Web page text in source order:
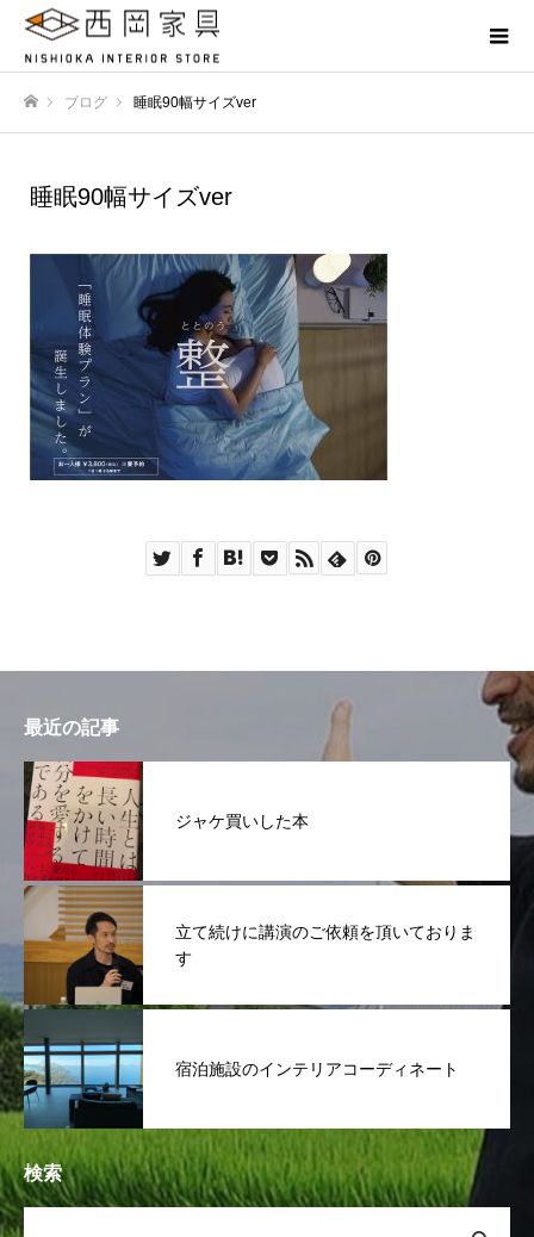
ブログ 睡眠90幅サイズver
睡眠90幅サイズver
最近の記事
ジャケ買いした本
立て続けに講演のご依頼を頂いておりま
す
宿泊施設のインテリアコーディネート
検索